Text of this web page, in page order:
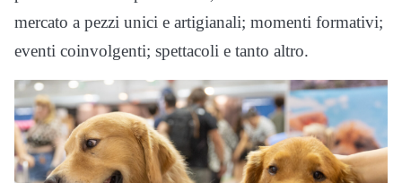
mercato a pezzi unici e artigianali; momenti formativi;
eventi coinvolgenti; spettacoli e tanto altro.